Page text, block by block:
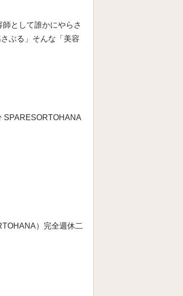
として誰かにやらさ
ぶる」そんな「美容
SPARESORTOHANA
）完全週休二